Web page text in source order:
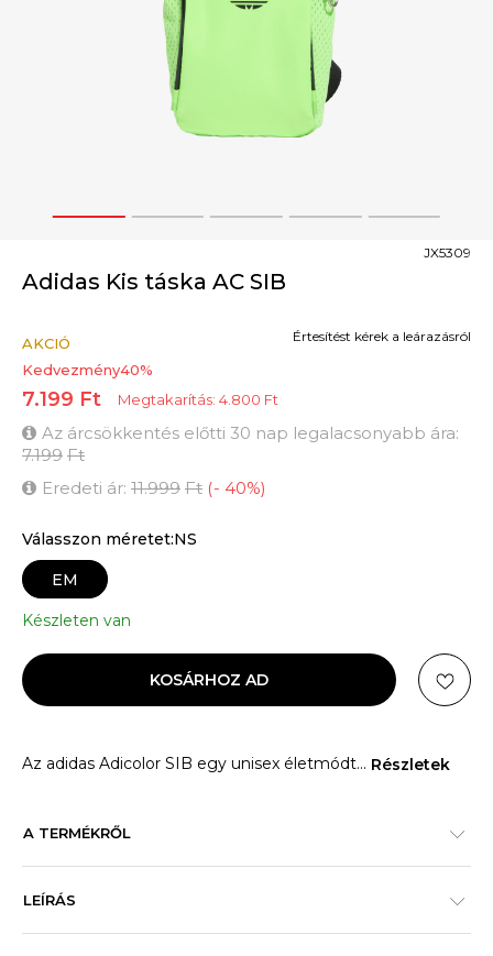
1 2 3 4 5
Adidas Kis táska AC SIB
JX5309
AKCIÓ
Kedvezmény40%
7.199 Ft Megtakarítás: 4.800 Ft
Az árcsökkentés előtti 30 nap legalacsonyabb ára:
7.199 Ft
Eredeti ár: 11.999 Ft (- 40%)
Értesítést kérek a leárazásról
Válasszon méretet:NS
EM
Készleten van
KOSÁRHOZ AD
Az adidas Adicolor SIB egy unisex életmódt... Részletek
A TERMÉKRŐL
LEÍRÁS